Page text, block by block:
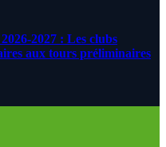
2027 : Les clubs
aux tours préliminaires